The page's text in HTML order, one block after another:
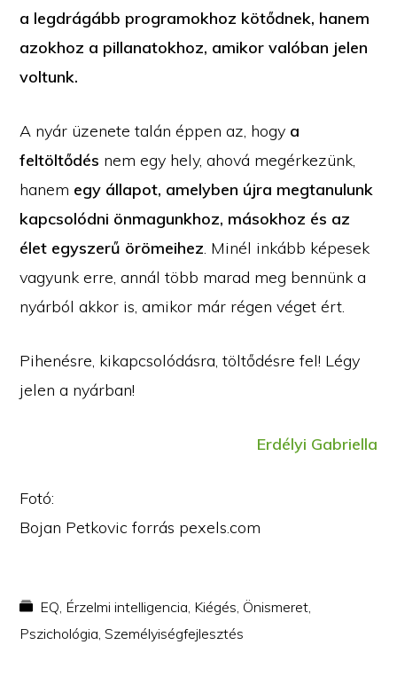
a legdrágább programokhoz kötődnek, hanem
azokhoz a pillanatokhoz, amikor valóban jelen
voltunk.
A nyár üzenete talán éppen az, hogy a
feltöltődés nem egy hely, ahová megérkezünk,
hanem egy állapot, amelyben újra megtanulunk
kapcsolódni önmagunkhoz, másokhoz és az
élet egyszerű örömeihez. Minél inkább képesek
vagyunk erre, annál több marad meg bennünk a
nyárból akkor is, amikor már régen véget ért.
Pihenésre, kikapcsolódásra, töltődésre fel! Légy
jelen a nyárban!
Erdélyi Gabriella
Fotó:
Bojan Petkovic forrás pexels.com
EQ, Érzelmi intelligencia, Kiégés, Önismeret,
Pszichológia,Személyiségfejlesztés